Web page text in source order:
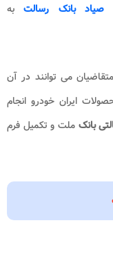
صیاد بانک رسالت
به
می توانند در آن
ایران خودرو انجام
بانک ملت و تکمیل فرم